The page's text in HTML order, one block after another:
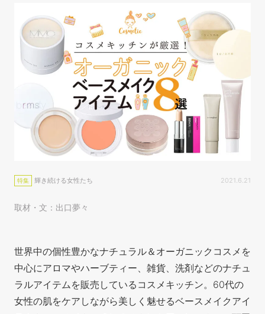
特集 輝き続ける女性たち 2021.6.21
取材・文：出口夢々
世界中の個性豊かなナチュラル＆オーガニックコスメを
中心にアロマやハーブティー、雑貨、洗剤などのナチュ
ラルアイテムを販売しているコスメキッチン。60代の
女性の肌をケアしながら美しく魅せるベースメイクアイ